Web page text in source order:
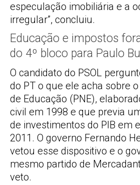
especulação imobiliária e a
irregular”, concluiu.
Educação e impostos
do 4º bloco para Paulo
O candidato do PSOL
do PT o que ele acha sobre
de Educação (PNE),
civil em 1998 e que previa
de investimentos do PIB em
2011. O governo Fernando
vetou esse dispositivo e o
mesmo partido de
veto.